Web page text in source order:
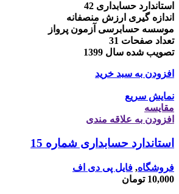
استاندارد حسابداری 42
اندازه گیری ارزش منصفانه
موسسه حسابرسی آزمون پرواز
تعداد صفحات 31
تصویب شده سال 1399
افزودن به سبد خرید
نمایش سریع
مقايسه
افزودن به علاقه مندی
استاندارد حسابداری شماره 15
فروشگاه, فایل پی دی اف
10,000 تومان